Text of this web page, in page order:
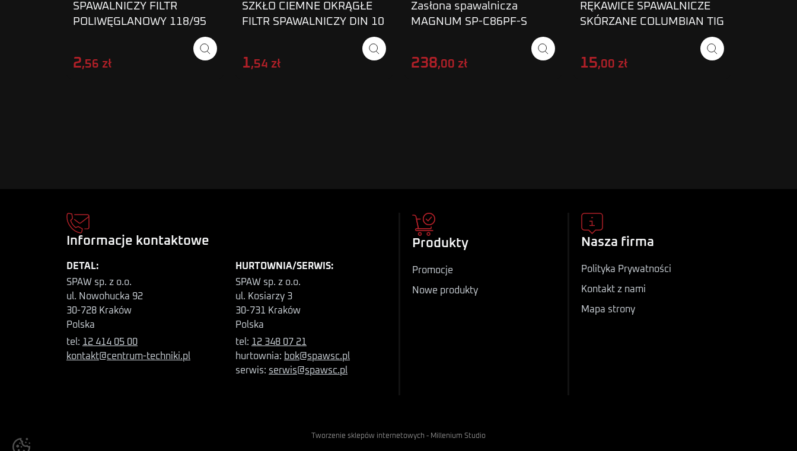
SPAWALNICZY FILTR
POLIWĘGLANOWY 118/95
POS-T IRON ZEWNĘTRZNY
2,56 zł
SZKŁO CIEMNE OKRĄGŁE
FILTR SPAWALNICZY DIN 10
1,54 zł
Zasłona spawalnicza
MAGNUM SP-C86PF-S
238,00 zł
RĘKAWICE SPAWALNICZE
SKÓRZANE COLUMBIAN TIG
15,00 zł
Informacje kontaktowe
DETAL:
SPAW sp. z o.o.
ul. Nowohucka 92
30-728 Kraków
Polska
tel: 12 414 05 00
kontakt@centrum-techniki.pl
HURTOWNIA/SERWIS:
SPAW sp. z o.o.
ul. Kosiarzy 3
30-731 Kraków
Polska
tel: 12 348 07 21
hurtownia: bok@spawsc.pl
serwis: serwis@spawsc.pl
Produkty
Promocje
Nowe produkty
Nasza firma
Polityka Prywatności
Kontakt z nami
Mapa strony
Tworzenie sklepów internetowych - Millenium Studio